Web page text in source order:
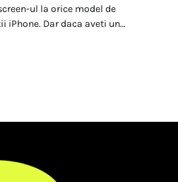
ul la orice model de
iPhone. Dar daca aveti un…